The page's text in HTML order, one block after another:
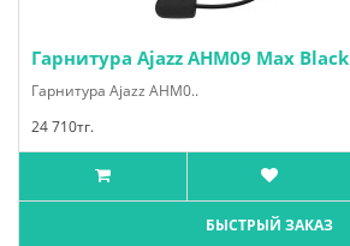
Гарнитура Ajazz AHM09 Max Black
Гарнитура Ajazz AHM0..
24 710тг.
БЫСТРЫЙ ЗАКАЗ